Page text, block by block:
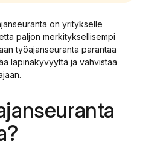
on yritykselle
paljon merkityksellisempi
työajanseuranta parantaa
läpinäkyvyyttä ja vahvistaa